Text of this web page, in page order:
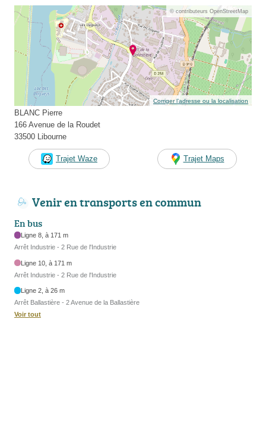
© contributeurs OpenStreetMap
Corriger l’adresse ou la localisation
BLANC Pierre
166 Avenue de la Roudet
33500 Libourne
Trajet Waze Trajet Maps
Venir en transports en commun
En bus
Ligne 8, à 171 m
Arrêt Industrie - 2 Rue de l'Industrie
Ligne 10, à 171 m
Arrêt Industrie - 2 Rue de l'Industrie
Ligne 2, à 26 m
Arrêt Ballastière - 2 Avenue de la Ballastière
Voir tout